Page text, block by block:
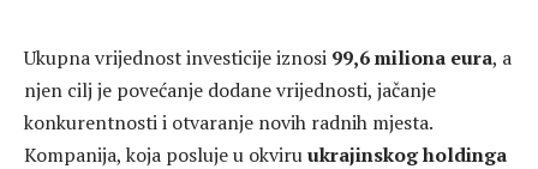
Ukupna vrijednost investicije iznosi 99,6 miliona eura, a
njen cilj je povećanje dodane vrijednosti, jačanje
konkurentnosti i otvaranje novih radnih mjesta.
Kompanija, koja posluje u okviruukrajinskog holdinga